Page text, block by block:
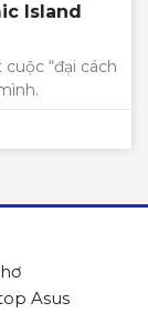
Island
“đại cách
Asus